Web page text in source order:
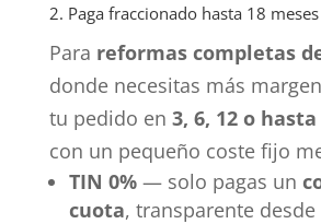
2. Paga fraccionado hasta 18 meses
Para reformas completas
donde necesitas más
tu pedido en 3, 6, 12 o
con un pequeño coste fijo
TIN 0%— solo pagas un
cuota, transparente